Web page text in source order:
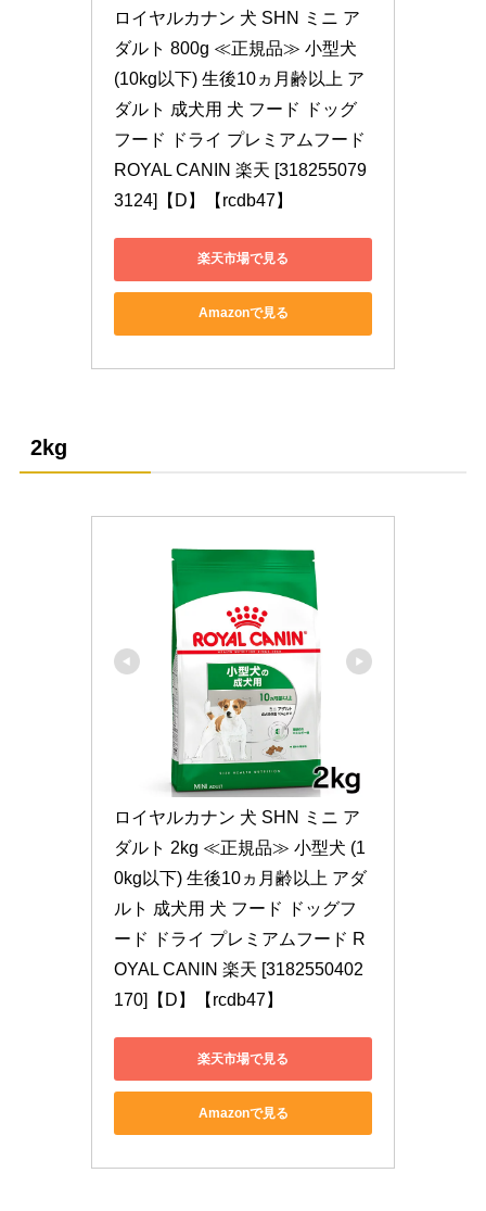
ロイヤルカナン 犬 SHN ミニ ア
ダルト 800g ≪正規品≫ 小型犬
(10kg以下) 生後10ヵ月齢以上 ア
ダルト 成犬用 犬 フード ドッグ
フード ドライ プレミアムフード
ROYAL CANIN 楽天 [318255079
3124]【D】【rcdb47】
楽天市場で見る
Amazonで見る
2kg
ロイヤルカナン 犬 SHN ミニ ア
ダルト 2kg ≪正規品≫ 小型犬 (1
0kg以下) 生後10ヵ月齢以上 アダ
ルト 成犬用 犬 フード ドッグフ
ード ドライ プレミアムフード R
OYAL CANIN 楽天 [3182550402
170]【D】【rcdb47】
楽天市場で見る
Amazonで見る